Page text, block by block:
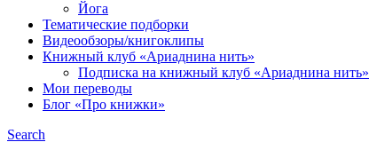
Йога
Тематические подборки
Видеообзоры/книгоклипы
Книжный клуб «Ариаднина нить»
Подписка на книжный клуб «Ариаднина нить»
Мои переводы
Блог «Про книжки»
Search